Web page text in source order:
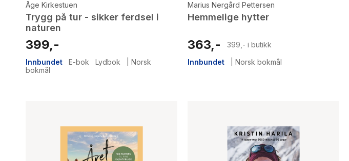
Åge Kirkestuen
Trygg på tur - sikker ferdsel i
naturen
399,-
Innbundet E-bok Lydbok
Norsk
bokmål
Marius Nergård Pettersen
Hemmelige hytter
363,-
399,- i butikk
Innbundet
Norsk bokmål